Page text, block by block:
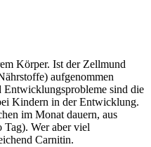
Körper. Ist der Zellmund
aufgenommen
Entwicklungsprobleme sind die
Kindern in der Entwicklung.
im Monat dauern, aus
Tag). Wer aber viel
Carnitin.